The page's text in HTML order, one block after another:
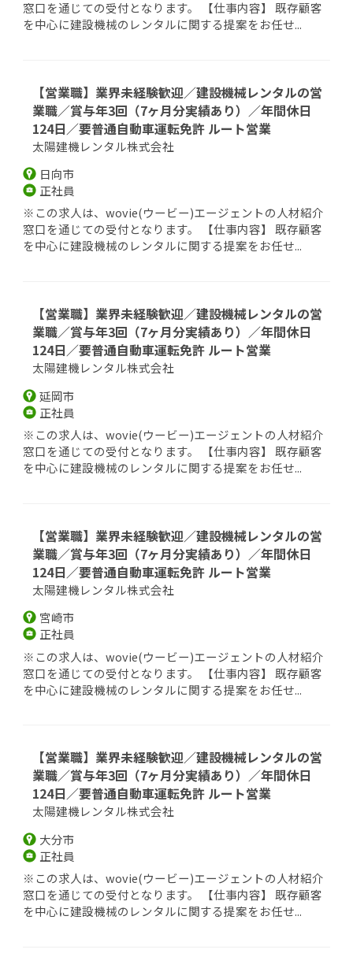
窓口を通じての受付となります。 【仕事内容】 既存顧客
を中心に建設機械のレンタルに関する提案をお任せ...
【営業職】業界未経験歓迎／建設機械レンタルの営
業職／賞与年3回（7ヶ月分実績あり）／年間休日
124日／要普通自動車運転免許 ルート営業
太陽建機レンタル株式会社
日向市
正社員
※この求人は、wovie(ウービー)エージェントの人材紹介
窓口を通じての受付となります。 【仕事内容】 既存顧客
を中心に建設機械のレンタルに関する提案をお任せ...
【営業職】業界未経験歓迎／建設機械レンタルの営
業職／賞与年3回（7ヶ月分実績あり）／年間休日
124日／要普通自動車運転免許 ルート営業
太陽建機レンタル株式会社
延岡市
正社員
※この求人は、wovie(ウービー)エージェントの人材紹介
窓口を通じての受付となります。 【仕事内容】 既存顧客
を中心に建設機械のレンタルに関する提案をお任せ...
【営業職】業界未経験歓迎／建設機械レンタルの営
業職／賞与年3回（7ヶ月分実績あり）／年間休日
124日／要普通自動車運転免許 ルート営業
太陽建機レンタル株式会社
宮崎市
正社員
※この求人は、wovie(ウービー)エージェントの人材紹介
窓口を通じての受付となります。 【仕事内容】 既存顧客
を中心に建設機械のレンタルに関する提案をお任せ...
【営業職】業界未経験歓迎／建設機械レンタルの営
業職／賞与年3回（7ヶ月分実績あり）／年間休日
124日／要普通自動車運転免許 ルート営業
太陽建機レンタル株式会社
大分市
正社員
※この求人は、wovie(ウービー)エージェントの人材紹介
窓口を通じての受付となります。 【仕事内容】 既存顧客
を中心に建設機械のレンタルに関する提案をお任せ...